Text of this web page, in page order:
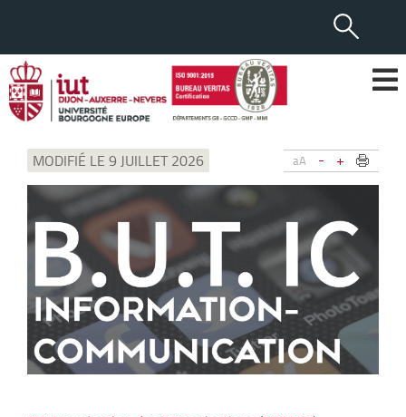
aA - +
MODIFIÉ LE 9 JUILLET 2026